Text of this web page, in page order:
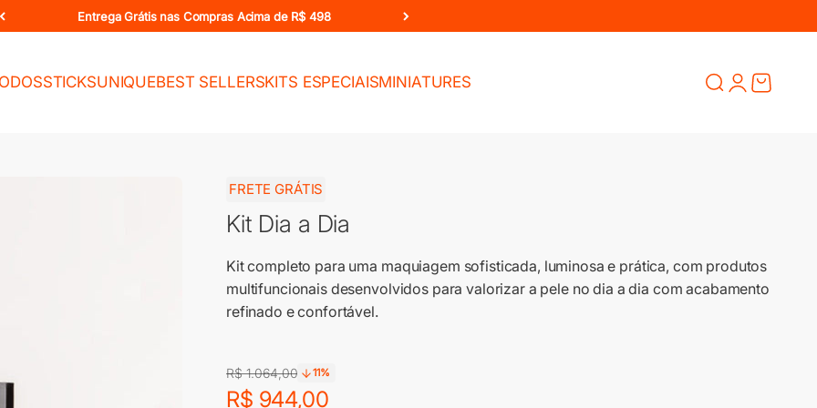
Entrega Grátis nas Compras Acima de R$ 498
STICKSUNIQUEBEST SELLERSKITS ESPECIAISMINIATURES
Abrir pesquisa
Abrir página
Abrir
FRETE GRÁTIS
Kit Dia a Dia
Kit completo para uma maquiagem sofisticada, luminosa e prática, com produtos
multifuncionais desenvolvidos para valorizar a pele no dia a dia com acabamento
refinado e confortável.
Preço promocional
Preço normal
R$ 1.064,00 11%
Preço promocional
R$ 944,00